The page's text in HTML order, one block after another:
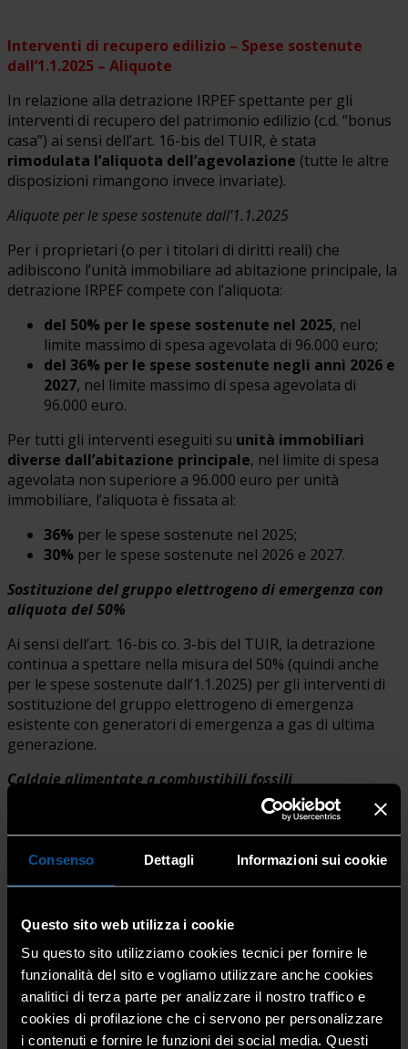
Consenso Dettagli Informazioni sui cookie
Questo sito web utilizza i cookie
Su questo sito utilizziamo cookies tecnici per fornire le
funzionalità del sito e vogliamo utilizzare anche cookies
analitici di terza parte per analizzare il nostro traffico e
cookies di profilazione che ci servono per personalizzare
i contenuti e fornire le funzioni dei social media. Questi
Interventi di recupero edilizio – Spese sostenute
dall’1.1.2025 – Aliquote
In relazione alla detrazione IRPEF spettante per gli
interventi di recupero del patrimonio edilizio (c.d. “bonus
casa”) ai sensi dell’art. 16-bis del TUIR, è stata
rimodulata l’aliquota dell’agevolazione (tutte le altre
disposizioni rimangono invece invariate).
Aliquote per le spese sostenute dall’1.1.2025
Per i proprietari (o per i titolari di diritti reali) che
adibiscono l’unità immobiliare ad abitazione principale, la
detrazione IRPEF compete con l’aliquota:
del 50% per le spese sostenute nel 2025, nel
limite massimo di spesa agevolata di 96.000 euro;
del 36% per le spese sostenute negli anni 2026 e
2027, nel limite massimo di spesa agevolata di
96.000 euro.
Per tutti gli interventi eseguiti su unità immobiliari
diverse dall’abitazione principale, nel limite di spesa
agevolata non superiore a 96.000 euro per unità
immobiliare, l’aliquota è fissata al:
36% per le spese sostenute nel 2025;
30% per le spese sostenute nel 2026 e 2027.
Sostituzione del gruppo elettrogeno di emergenza con
aliquota del 50%
Ai sensi dell’art. 16-bis co. 3-bis del TUIR, la detrazione
continua a spettare nella misura del 50% (quindi anche
per le spese sostenute dall’1.1.2025) per gli interventi di
sostituzione del gruppo elettrogeno di emergenza
esistente con generatori di emergenza a gas di ultima
generazione.
Caldaie alimentate a combustibili fossili
Dall’1.1.2025, non godono più dell’agevolazione
di cui
all’art. 16-bis del TUIR le spese sostenute per gli
interventi di sostituzione degli impianti di climatizzazione
invernale con caldaie uniche alimentate a combustibili
fossili.
L’esclusione si rende necessaria per dare attuazione a
direttiva UE c.d. “Case green”.
Interventi di riduzione del rischio sismico
(sismabonus) – Interventi di riqualificazione